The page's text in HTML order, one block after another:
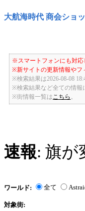
大航海時代 商会ショ
※スマートフォンにも対
※新サイトの更新情報やフ
※検索結果は2026-08-08
※検索結果など全ての情報
※街情報一覧は こちら
速報: 旗が
ワールド: 全て
対象街: